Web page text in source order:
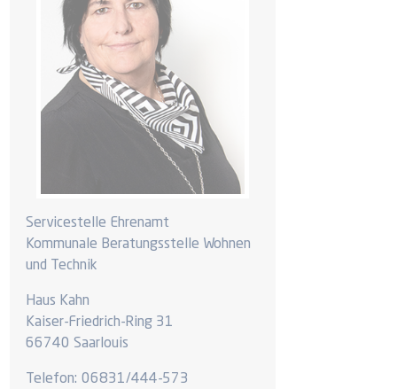
Telefon: 06831/444-573
Haus Kahn
Kaiser-Friedrich-Ring 31
66740 Saarlouis
Servicestelle Ehrenamt
Kommunale Beratungsstelle Wohnen
und Technik